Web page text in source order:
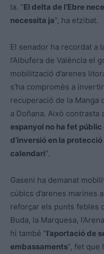
la. “El delta de l’Ebre
necessita ja”, ha etzibat.
El senador ha recordat a
l’Albufera de València el
mobilització d’arenes
s’ha compromès a
recuperació de la Manga
a Doñana. Això contrasta
espanyol no ha fet
d’inversió en la
calendari”.
Gaseni ha demanat
cúbics d’arenes marines
reforçar els punts febles
Buda, la Marquesa,
hi també “l’aportació de
embassaments”, fet que